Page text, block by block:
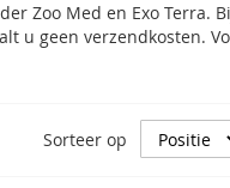
Zoo Med en Exo Terra.
u geen verzendkosten.
Sorteer op